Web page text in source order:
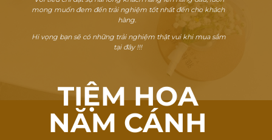
mong muốn đem đến trải nghiệm tốt nhất đến cho khách
hàng.
Hi vọng bạn sẽ có những trải nghiệm thật vui khi mua sắm
tại đây !!!
TIỆM HOA
NĂM CÁNH